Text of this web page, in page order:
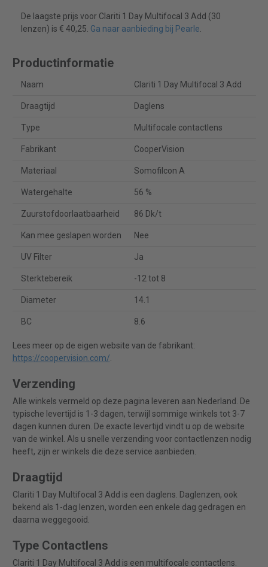
De laagste prijs voor Clariti 1 Day Multifocal 3 Add (30
lenzen) is € 40,25. Ga naar aanbieding bij Pearle.
Productinformatie
Naam Clariti 1 Day Multifocal 3 Add
Draagtijd Daglens
Type Multifocale contactlens
Fabrikant CooperVision
Materiaal Somofilcon A
Watergehalte 56 %
Zuurstofdoorlaatbaarheid 86 Dk/t
Kan mee geslapen worden Nee
UV Filter Ja
Sterktebereik -12 tot 8
Diameter 14.1
BC 8.6
Lees meer op de eigen website van de fabrikant:
https://coopervision.com/.
Verzending
Alle winkels vermeld op deze pagina leveren aan Nederland. De
typische levertijd is 1-3 dagen, terwijl sommige winkels tot 3-7
dagen kunnen duren. De exacte levertijd vindt u op de website
van de winkel. Als u snelle verzending voor contactlenzen nodig
heeft, zijn er winkels die deze service aanbieden.
Draagtijd
Clariti 1 Day Multifocal 3 Add is een daglens. Daglenzen, ook
bekend als 1-dag lenzen, worden een enkele dag gedragen en
daarna weggegooid.
Type Contactlens
Clariti 1 Day Multifocal 3 Add is een multifocale contactlens.